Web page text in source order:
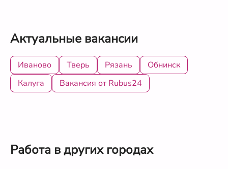
Актуальные вакансии
Иваново Тверь Рязань
Обнинск
Калуга
Вакансия от Rubus24
Работа в других городах